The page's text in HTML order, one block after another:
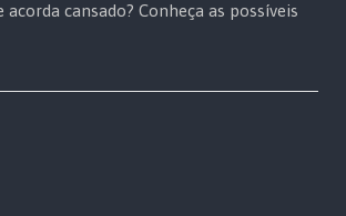
cansado? Conheça as possíveis